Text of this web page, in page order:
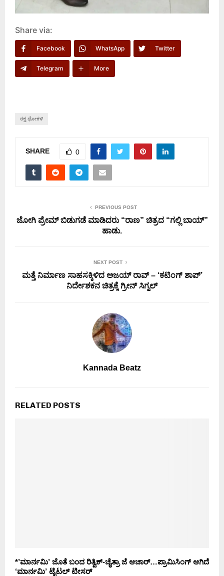
Share via:
Facebook WhatsApp Twitter
Telegram More
ರಕ್ತ ಧೋಕಳಿ
SHARE 0
PREVIOUS POST
ಜೋಗಿ ಪ್ರೇಮ್ ಬಿಡುಗಡೆ ಮಾಡಿದರು “ರಾಣ” ಚಿತ್ರದ “ಗಲ್ಲಿ ಬಾಯ್”
ಹಾಡು.
NEXT POST
ಮತ್ತೆ ನಿರ್ಮಾಣ ಸಾಹಸಕ್ಕಿಳಿದ ಅಜಯ್ ರಾವ್ – ‘ಕಟಿಂಗ್ ಶಾಪ್’
ನಿರ್ದೇಶಕನ ಚಿತ್ರಕ್ಕೆ ಗ್ರೀನ್ ಸಿಗ್ನಲ್
Kannada Beatz
RELATED POSTS
*’ಮಾರ್ನಮಿ’ ಜೊತೆ ಬಂದ ರಿತ್ವಿಕ್-ಚೈತ್ರಾ ಜೆ ಆಚಾರ್…ಪ್ರಾಮಿಸಿಂಗ್ ಆಗಿದೆ
‘ಮಾರ್ನಮಿ’ ಟೈಟಲ್ ಟೀಸರ್